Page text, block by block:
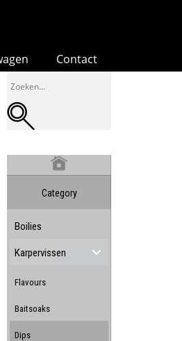
Contact
Category
Boilies
Karpervissen
Flavours
Baitsoaks
Dips